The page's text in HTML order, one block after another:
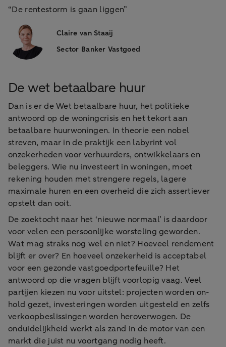
“De rentestorm is gaan liggen”
Claire van Staaij
Sector Banker Vastgoed
De wet betaalbare huur
Dan is er de Wet betaalbare huur, het politieke
antwoord op de woningcrisis en het tekort aan
betaalbare huurwoningen. In theorie een nobel
streven, maar in de praktijk een labyrint vol
onzekerheden voor verhuurders, ontwikkelaars en
beleggers. Wie nu investeert in woningen, moet
rekening houden met strengere regels, lagere
maximale huren en een overheid die zich assertiever
opstelt dan ooit.
De zoektocht naar het ‘nieuwe normaal’ is daardoor
voor velen een persoonlijke worsteling geworden.
Wat mag straks nog wel en niet? Hoeveel rendement
blijft er over? En hoeveel onzekerheid is acceptabel
voor een gezonde vastgoedportefeuille? Het
antwoord op die vragen blijft voorlopig vaag. Veel
partijen kiezen nu voor uitstel: projecten worden on-
hold gezet, investeringen worden uitgesteld en zelfs
verkoopbeslissingen worden heroverwogen. De
onduidelijkheid werkt als zand in de motor van een
markt die juist nu voortgang nodig heeft.